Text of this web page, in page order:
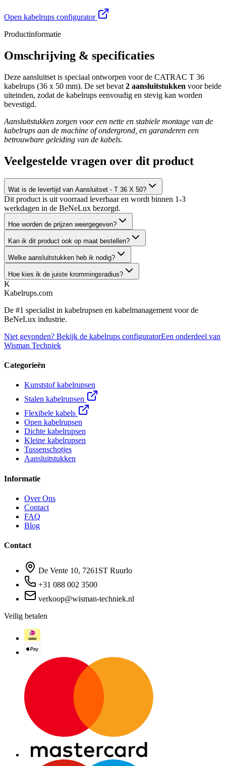
Open kabelrups configurator
Productinformatie
Omschrijving & specificaties
Deze aansluitset is speciaal ontworpen voor de CATRAC T 36
kabelrups (36 x 50 mm). De set bevat 2 aansluitstukken voor beide
uiteinden, zodat de kabelrups eenvoudig en stevig kan worden
bevestigd.
Aansluitstukken zorgen voor een nette en stabiele montage van de
kabelrups aan de machine of ondergrond, en garanderen een
betrouwbare geleiding van de kabels.
Veelgestelde vragen over dit product
Wat is de levertijd van Aansluitset - T 36 X 50?
Dit product is uit voorraad leverbaar en wordt binnen 1-3
werkdagen in de BeNeLux bezorgd.
Hoe worden de prijzen weergegeven?
Kan ik dit product ook op maat bestellen?
Welke aansluitstukken heb ik nodig?
Hoe kies ik de juiste krommingsradius?
K
Kabelrups.com
De #1 specialist in kabelrupsen en kabelmanagement voor de
BeNeLux industrie.
Niet gevonden? Bekijk de kabelrups configuratorEen onderdeel van
Wisman Techniek
Categorieën
Kunststof kabelrupsen
Stalen kabelrupsen
Flexibele kabels
Open kabelrupsen
Dichte kabelrupsen
Kleine kabelrupsen
Tussenschotjes
Aansluitstukken
Informatie
Over Ons
Contact
FAQ
Blog
Contact
De Vente 10, 7261ST Ruurlo
+31 088 002 3500
verkoop@wisman-techniek.nl
Veilig betalen